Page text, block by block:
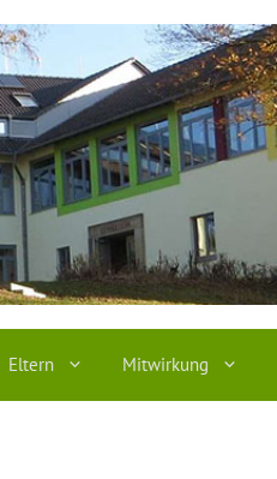
Eltern Mitwirkung